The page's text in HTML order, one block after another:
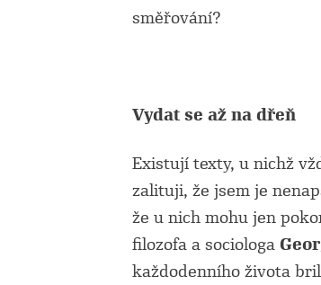
směřování?
Vydat se až na dřeň
Existují texty, u nichž
zalituji, že jsem je
že u nich mohu jen
filozofa a sociologa
každodenního života